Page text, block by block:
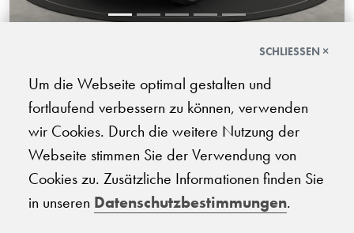
Volvo XC60 2.0 T8 TE Black Edition
eAWD
08.2026 | 100 km | 250 PS | Elektro/Benzin Plug-in-Hybrid
| Automatik-Getriebe
CHF
96'210.-
SCHLIESSEN ×
Um die Webseite optimal gestalten und
fortlaufend verbessern zu können, verwenden
wir Cookies. Durch die weitere Nutzung der
Webseite stimmen Sie der Verwendung von
Cookies zu. Zusätzliche Informationen finden Sie
in unseren Datenschutzbestimmungen.